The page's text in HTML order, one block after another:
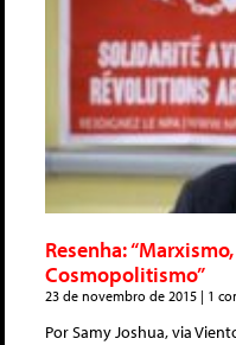
Resenha:
Cosmopolitismo”
23 de novembro de 2015 1
Por Samy Joshua, via